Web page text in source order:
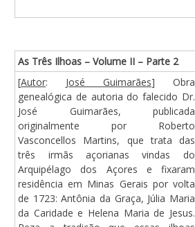
As Três Ilhoas – Volume II – Parte 2
[Autor: José Guimarães] Obra
genealógica de autoria do falecido Dr.
José Guimarães, publicada
originalmente por Roberto
Vasconcellos Martins, que trata das
três irmãs açorianas vindas do
Arquipélago dos Açores e fixaram
residência em Minas Gerais por volta
de 1723: Antônia da Graça, Júlia Maria
da Caridade e Helena Maria de Jesus.